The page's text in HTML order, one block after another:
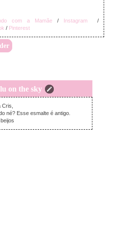
com a Mamãe / Instagram
/
/ Pinterest
on the sky
segunda-feira, agosto 24, 2020
Cris,
né? Esse esmalte é antigo.